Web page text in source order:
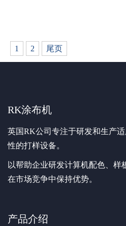
1 2 尾页
RK涂布机
英国RK公司专注于研发和生产
性的打样设备。
以帮助企业研发计算机配色、样
在市场竞争中保持优势。
产品介绍